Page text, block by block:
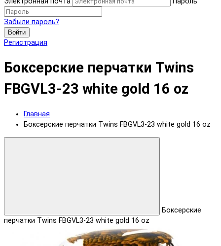
Забыли пароль?
Войти
Регистрация
Боксерские перчатки Twins
FBGVL3-23 white gold 16 oz
Главная
Боксерские перчатки Twins FBGVL3-23 white gold 16 oz
Боксерские
перчатки Twins FBGVL3-23 white gold 16 oz